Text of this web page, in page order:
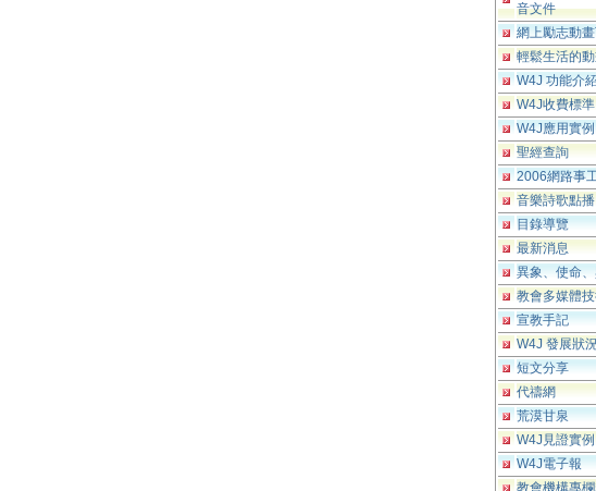
音文件
網上勵志動
輕鬆生活的
W4J 功能介
W4J收費標準
W4J應用實例
聖經查詢
2006網路事
音樂詩歌點播
目錄導覽
最新消息
異象、使命
教會多媒體
宣教手記
W4J 發展狀
短文分享
代禱網
荒漠甘泉
W4J見證實例
W4J電子報
教會機構專